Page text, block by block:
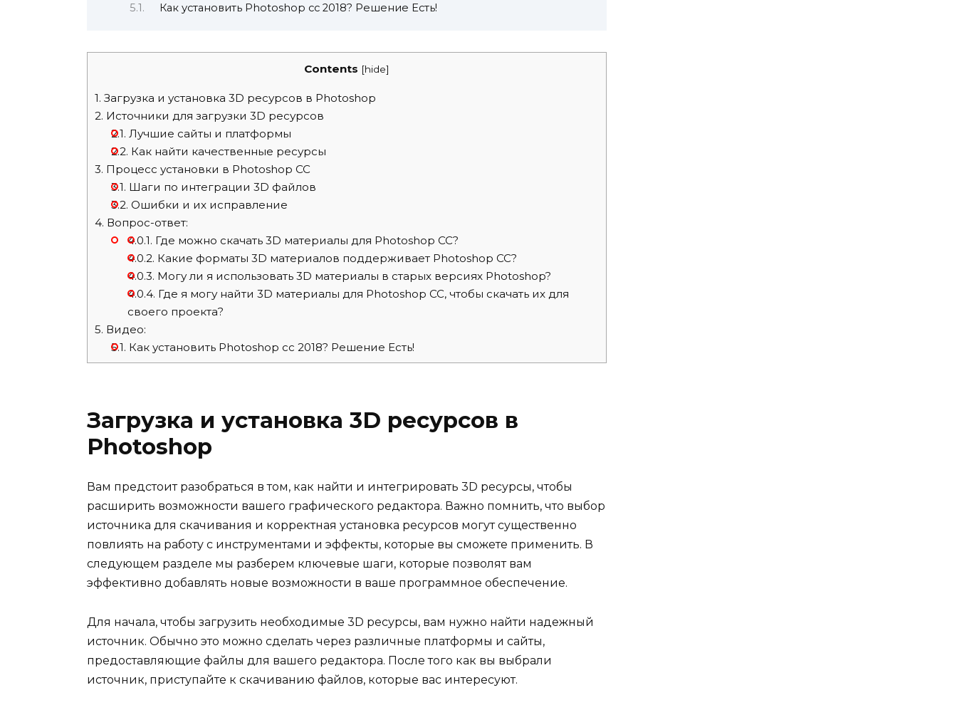
Как установить Photoshop cc 2018? Решение Есть!
Contents [hide]
1. Загрузка и установка 3D ресурсов в Photoshop
2. Источники для загрузки 3D ресурсов
2.1. Лучшие сайты и платформы
2.2. Как найти качественные ресурсы
3. Процесс установки в Photoshop CC
3.1. Шаги по интеграции 3D файлов
3.2. Ошибки и их исправление
4. Вопрос-ответ:
4.0.1. Где можно скачать 3D материалы для Photoshop CC?
4.0.2. Какие форматы 3D материалов поддерживает Photoshop CC?
4.0.3. Могу ли я использовать 3D материалы в старых версиях Photoshop?
4.0.4. Где я могу найти 3D материалы для Photoshop CC, чтобы скачать их для
своего проекта?
5. Видео:
5.1. Как установить Photoshop cc 2018? Решение Есть!
Загрузка и установка 3D ресурсов в
Photoshop
Вам предстоит разобраться в том, как найти и интегрировать 3D ресурсы, чтобы
расширить возможности вашего графического редактора. Важно помнить, что выбор
источника для скачивания и корректная установка ресурсов могут существенно
повлиять на работу с инструментами и эффекты, которые вы сможете применить. В
следующем разделе мы разберем ключевые шаги, которые позволят вам
эффективно добавлять новые возможности в ваше программное обеспечение.
Для начала, чтобы загрузить необходимые 3D ресурсы, вам нужно найти надежный
источник. Обычно это можно сделать через различные платформы и сайты,
предоставляющие файлы для вашего редактора. После того как вы выбрали
источник, приступайте к скачиванию файлов, которые вас интересуют.